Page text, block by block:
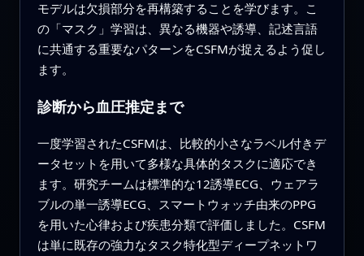
モデルは欠損部分を再構築することを学びます。こ
の「マスク」学習は、異なる機器や誘導、記述言語
に共通する重要なパターンをCSFMが捉えるよう促し
ます。
診断から血圧推定まで
一度学習されたCSFMは、比較的小さなラベル付きデ
ータセットを用いて多様な具体的タスクに適応でき
ます。研究チームは標準的な12誘導ECG、ウェアラ
ブルの単一誘導ECG、スマートウォッチ由来のPPG
を用いた心律および疾患分類で評価しました。CSFM
は単に既存の強力なタスク特化型ディープネットワ